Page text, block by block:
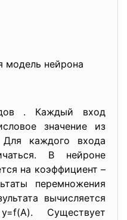
модель нейрона
. Каждый вход
значение из
Для каждого входа
В нейроне
на коэффициент –
перемножения
вычисляется
Существует